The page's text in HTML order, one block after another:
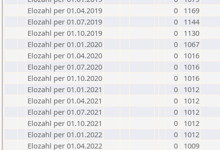
Elozahl per 01.04.2019
0
1169
Elozahl per 01.07.2019
0
1144
Elozahl per 01.10.2019
0
1130
Elozahl per 01.01.2020
0
1067
Elozahl per 01.04.2020
0
1016
Elozahl per 01.07.2020
0
1016
Elozahl per 01.10.2020
0
1016
Elozahl per 01.01.2021
0
1012
Elozahl per 01.04.2021
0
1012
Elozahl per 01.07.2021
0
1012
Elozahl per 01.10.2021
0
1012
Elozahl per 01.01.2022
0
1012
Elozahl per 01.04.2022
0
1009